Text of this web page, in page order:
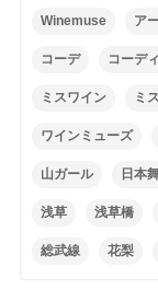
Winemuse ア
コーデ コーデ
ミスワイン ミ
ワインミューズ
山ガール 日本
浅草 浅草橋
総武線 花梨